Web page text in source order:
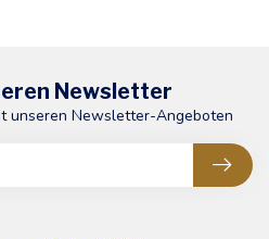
Newsletter
unseren Newsletter-Angeboten